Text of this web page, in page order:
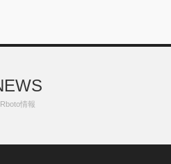
情報